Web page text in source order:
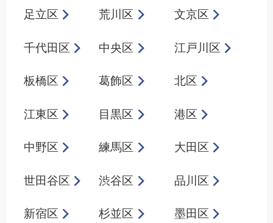
足立区 荒川区 文京区
千代田区 中央区 江戸川区
板橋区 葛飾区 北区
江東区 目黒区 港区
中野区 練馬区 大田区
世田谷区 渋谷区 品川区
新宿区 杉並区 墨田区